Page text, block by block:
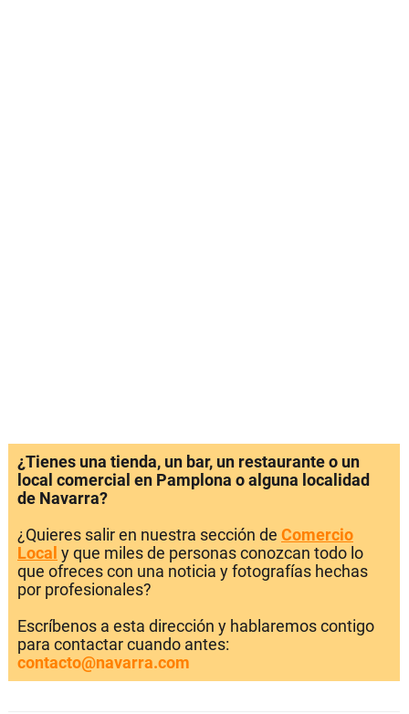
¿Tienes una tienda, un bar, un restaurante o un
local comercial en Pamplona o alguna localidad
de Navarra?
¿Quieres salir en nuestra sección de Comercio
Local y que miles de personas conozcan todo lo
que ofreces con una noticia y fotografías hechas
por profesionales?
Escríbenos a esta dirección y hablaremos contigo
para contactar cuando antes:
contacto@navarra.com